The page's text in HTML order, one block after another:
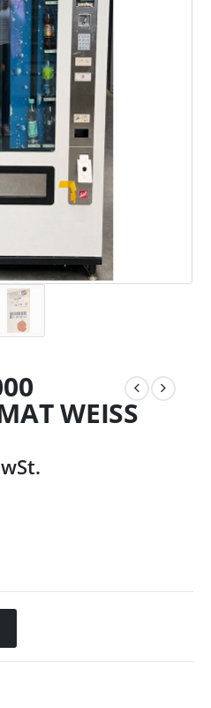
WEISS G